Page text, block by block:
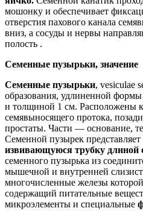
мошонку и обеспечивает
отверстия пахового канала
вниз, а сосуды и нервы
полость .
Семенные пузырьки, значение
Семенные пузырьки, vesiculae
образования, удлиненной
и толщиной 1 см. Расположены
семявыносящего протока,
простаты. Части — основание,
Семенной пузырек представляет
извивающуюся трубку длиной
семенного пузырька из
мышечной и внутренней
многочисленные железы
содержащий питательные
микроэлементы и специальные